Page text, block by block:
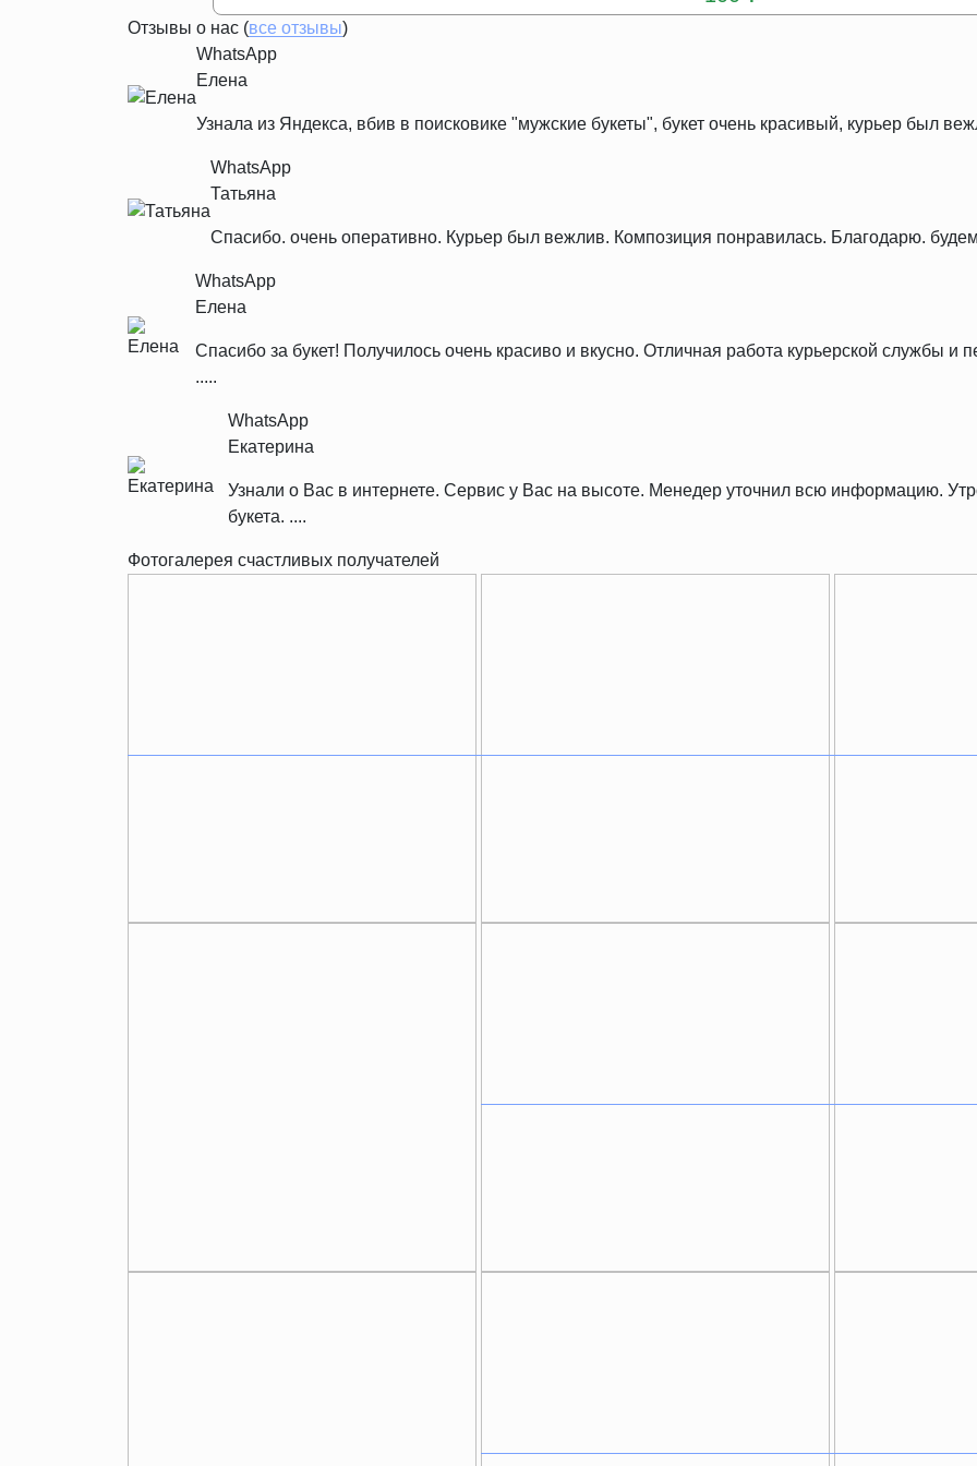
Отзывы о нас (все отзывы)
WhatsApp
Елена
Узнала из Яндекса, вбив в поисковике "мужские букеты", букет очень красивый, курьер был
WhatsApp
Татьяна
Спасибо. очень оперативно. Курьер был вежлив. Композиция понравилась. Благодарю.
WhatsApp
Елена
Спасибо за букет! Получилось очень красиво и вкусно. Отличная работа курьерской службы и
.....
WhatsApp
Екатерина
Узнали о Вас в интернете. Сервис у Вас на высоте. Менедер уточнил всю информацию.
букета. ....
Фотогалерея счастливых получателей